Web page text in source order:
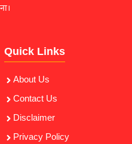
Quick Links
About Us
Contact Us
Disclaimer
Privacy Policy